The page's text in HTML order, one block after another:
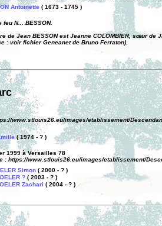
Antoinette ( 1673 - 1745 )
feu N... BESSON.
de Jean BESSON est Jeanne COLOMBIER, sœur de
: voir fichier Geneanet de Bruno Ferraton).
www.stlouis26.eu/images/etablissement/
( 1974 - ? )
1999 à Versailles 78
: https://www.stlouis26.eu/images/etablissement/
Simon ( 2000 - ? )
? ( 2003 - ? )
Zachari ( 2004 - ? )